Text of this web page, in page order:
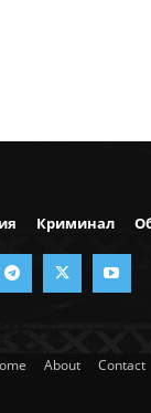
Криминал
About Contact